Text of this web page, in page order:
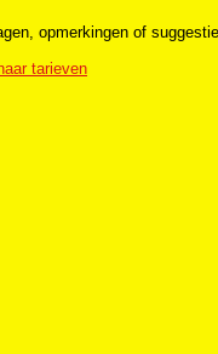
opmerkingen of
tarieven